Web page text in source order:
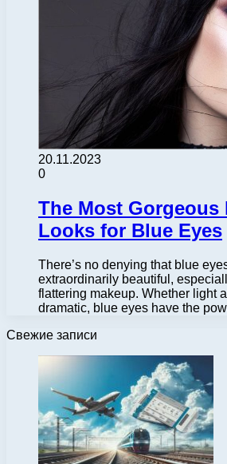
20.11.2023
0
The Most Gorgeous
Looks for Blue Eyes
There’s no denying that blue
extraordinarily beautiful,
flattering makeup. Whether light
dramatic, blue eyes have the
Свежие записи